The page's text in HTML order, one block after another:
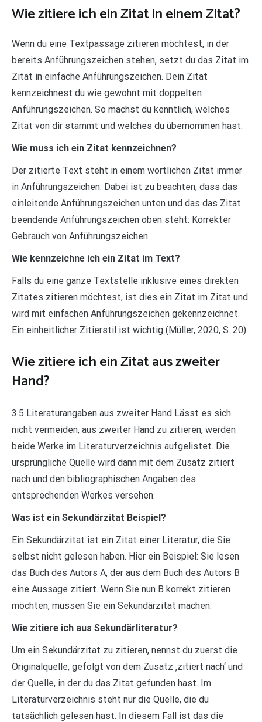
Wie zitiere ich ein Zitat in einem Zitat?
Wenn du eine Textpassage zitieren möchtest, in der
bereits Anführungszeichen stehen, setzt du das Zitat im
Zitat in einfache Anführungszeichen. Dein Zitat
kennzeichnest du wie gewohnt mit doppelten
Anführungszeichen. So machst du kenntlich, welches
Zitat von dir stammt und welches du übernommen hast.
Wie muss ich ein Zitat kennzeichnen?
Der zitierte Text steht in einem wörtlichen Zitat immer
in Anführungszeichen. Dabei ist zu beachten, dass das
einleitende Anführungszeichen unten und das das Zitat
beendende Anführungszeichen oben steht: Korrekter
Gebrauch von Anführungszeichen.
Wie kennzeichne ich ein Zitat im Text?
Falls du eine ganze Textstelle inklusive eines direkten
Zitates zitieren möchtest, ist dies ein Zitat im Zitat und
wird mit einfachen Anführungszeichen gekennzeichnet.
Ein einheitlicher Zitierstil ist wichtig (Müller, 2020, S. 20).
Wie zitiere ich ein Zitat aus zweiter
Hand?
3.5 Literaturangaben aus zweiter Hand Lässt es sich
nicht vermeiden, aus zweiter Hand zu zitieren, werden
beide Werke im Literaturverzeichnis aufgelistet. Die
ursprüngliche Quelle wird dann mit dem Zusatz zitiert
nach und den bibliographischen Angaben des
entsprechenden Werkes versehen.
Was ist ein Sekundärzitat Beispiel?
Ein Sekundärzitat ist ein Zitat einer Literatur, die Sie
selbst nicht gelesen haben. Hier ein Beispiel: Sie lesen
das Buch des Autors A, der aus dem Buch des Autors B
eine Aussage zitiert. Wenn Sie nun B korrekt zitieren
möchten, müssen Sie ein Sekundärzitat machen.
Wie zitiere ich aus Sekundärliteratur?
Um ein Sekundärzitat zu zitieren, nennst du zuerst die
Originalquelle, gefolgt von dem Zusatz ‚zitiert nach‘ und
der Quelle, in der du das Zitat gefunden hast. Im
Literaturverzeichnis steht nur die Quelle, die du
tatsächlich gelesen hast. In diesem Fall ist das die